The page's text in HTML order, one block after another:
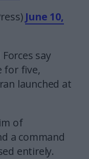
June 10,
say
for five,
launched at
of
a command
entirely.